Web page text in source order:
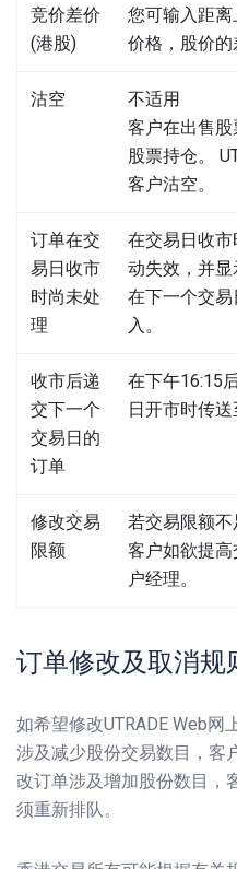
竞价差价
(港股)
您可输入距
价格，股价的
沽空
不适用
客户在出售
股票持仓。
客户沽空。
订单在交
易日收市
时尚未处
理
在交易日收
动失效，并
在下一个交
入。
收市后递
交下一个
交易日的
订单
在下午16:15
日开市时传送
修改交易
限额
若交易限额不
客户如欲提
户经理。
订单修改及取消规
如希望修改UTRADE Web
涉及减少股份交易数目，客
改订单涉及增加股份数目，
须重新排队。